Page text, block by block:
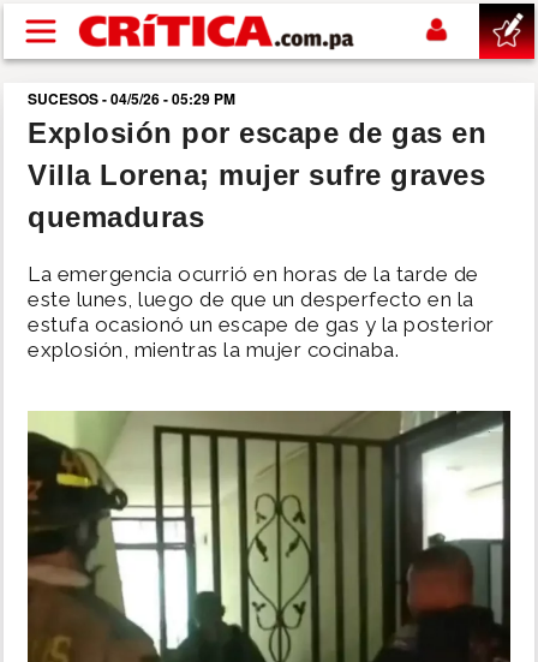
Pasar al contenido principal
buscar
SUCESOS
POLÍTICA
DEPORTES
MUNDO
INSÓLITAS
MULTIMEDIA
SUCESOS - 04/5/26 - 05:29 PM
Explosión por escape de gas en
Villa Lorena; mujer sufre graves
quemaduras
La emergencia ocurrió en horas de la tarde de
este lunes, luego de que un desperfecto en la
estufa ocasionó un escape de gas y la posterior
explosión, mientras la mujer cocinaba.